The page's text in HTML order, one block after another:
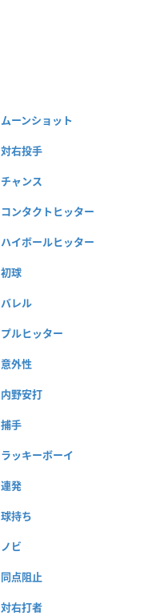
ムーンショット
対右投手
チャンス
コンタクトヒッター
ハイボールヒッター
初球
バレル
プルヒッター
意外性
内野安打
捕手
ラッキーボーイ
連発
球持ち
ノビ
同点阻止
対右打者